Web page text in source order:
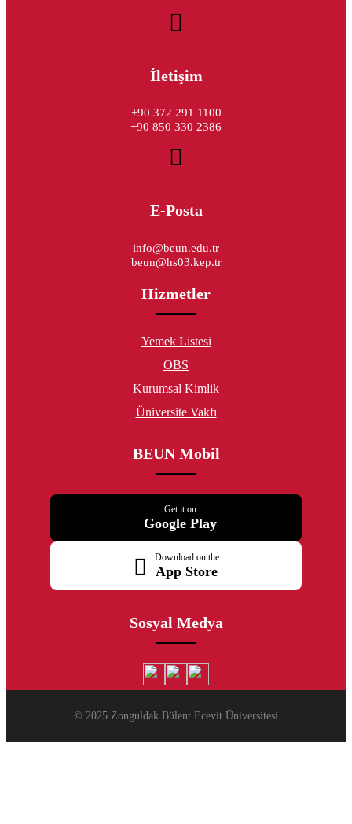
İletişim
+90 372 291 1100
+90 850 330 2386
E-Posta
info@beun.edu.tr
beun@hs03.kep.tr
Hizmetler
Yemek Listesi
OBS
Kurumsal Kimlik
Üniversite Vakfı
BEUN Mobil
Get it on
Google Play
Download on the
App Store
Sosyal Medya
© 2025 Zonguldak Bülent Ecevit Üniversitesi